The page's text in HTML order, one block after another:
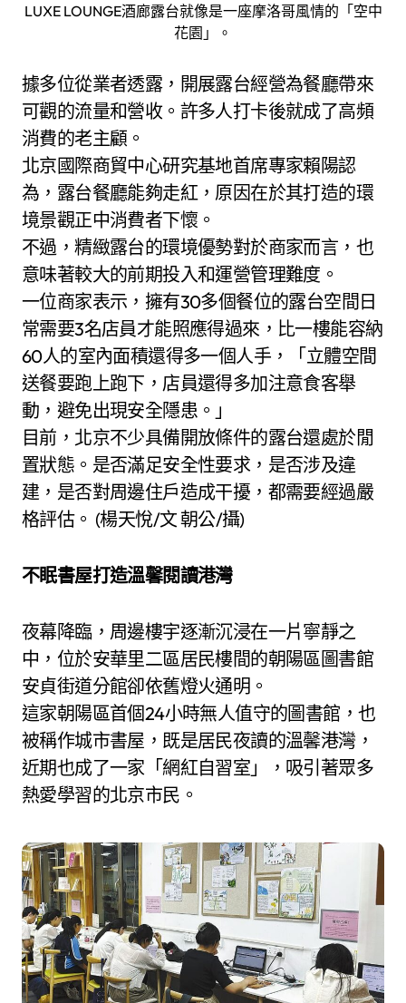
LUXE LOUNGE酒廊露台就像是一座摩洛哥風情的「空中
花園」。
據多位從業者透露，開展露台經營為餐廳帶來
可觀的流量和營收。許多人打卡後就成了高頻
消費的老主顧。
北京國際商貿中心研究基地首席專家賴陽認
為，露台餐廳能夠走紅，原因在於其打造的環
境景觀正中消費者下懷。
不過，精緻露台的環境優勢對於商家而言，也
意味著較大的前期投入和運營管理難度。
一位商家表示，擁有30多個餐位的露台空間日
常需要3名店員才能照應得過來，比一樓能容納
60人的室內面積還得多一個人手，「立體空間
送餐要跑上跑下，店員還得多加注意食客舉
動，避免出現安全隱患。」
目前，北京不少具備開放條件的露台還處於閒
置狀態。是否滿足安全性要求，是否涉及違
建，是否對周邊住戶造成干擾，都需要經過嚴
格評估。 (楊天悅/文 朝公/攝)
不眠書屋打造溫馨閱讀港灣
夜幕降臨，周邊樓宇逐漸沉浸在一片寧靜之
中，位於安華里二區居民樓間的朝陽區圖書館
安貞街道分館卻依舊燈火通明。
這家朝陽區首個24小時無人值守的圖書館，也
被稱作城市書屋，既是居民夜讀的溫馨港灣，
近期也成了一家「網紅自習室」，吸引著眾多
熱愛學習的北京市民。